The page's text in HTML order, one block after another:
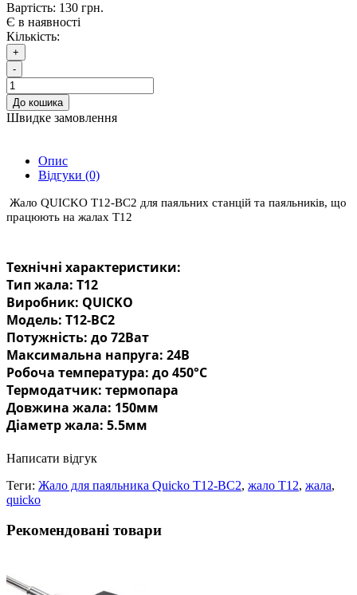
Вартість: 130 грн.
Є в наявності
Кількість:
+
-
До кошика
Швидке замовлення
Опис
Відгуки (0)
Жало QUICKO T12-BC2 для паяльних станцій та паяльників, що
працюють на жалах T12
Технічні характеристики:
Тип жала: Т12
Виробник: QUICKO
Модель: T12-BC2
Потужність: до 72Ват
Максимальна напруга: 24В
Робоча температура: до 450°C
Термодатчик: термопара
Довжина жала: 150мм
Діаметр жала: 5.5мм
Написати відгук
Теги: Жало для паяльника Quicko T12-BC2, жало T12, жала,
quicko
Рекомендовані товари